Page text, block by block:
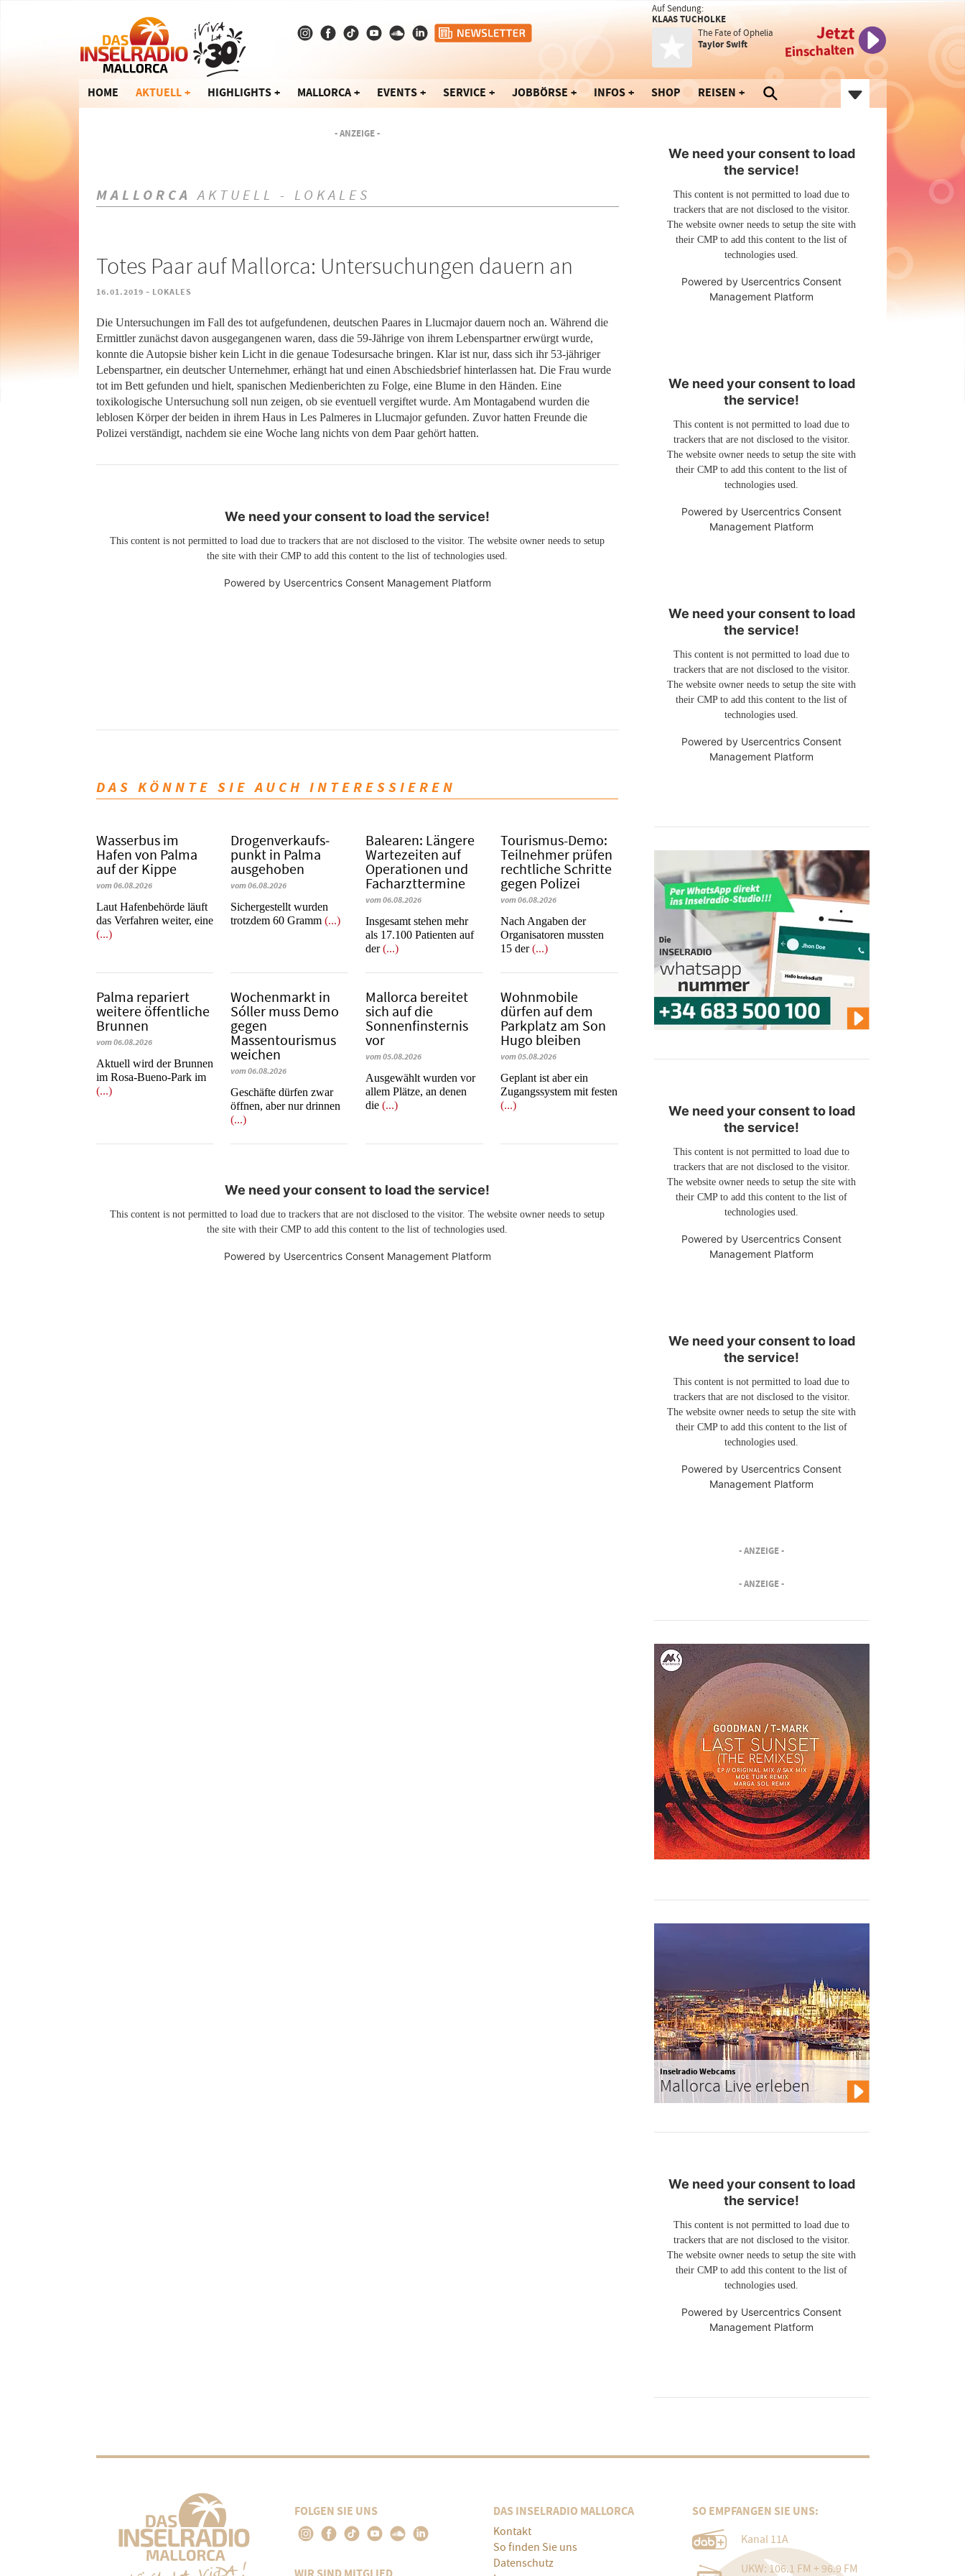
Auf Sendung:
KLAAS TUCHOLKE
The Fate of Ophelia
Taylor Swift
Jetzt
Einschalten
HOME AKTUELL HIGHLIGHTS MALLORCA EVENTS SERVICE JOBBÖRSE INFOS SHOP REISEN
- ANZEIGE -
MALLORCA AKTUELL - LOKALES
Totes Paar auf Mallorca: Untersuchungen dauern an
16.01.2019 - LOKALES
Die Untersuchungen im Fall des tot aufgefundenen, deutschen Paares in Llucmajor dauern noch an. Während die
Ermittler zunächst davon ausgegangenen waren, dass die 59-Jährige von ihrem Lebenspartner erwürgt wurde,
konnte die Autopsie bisher kein Licht in die genaue Todesursache bringen. Klar ist nur, dass sich ihr 53-jähriger
Lebenspartner, ein deutscher Unternehmer, erhängt hat und einen Abschiedsbrief hinterlassen hat. Die Frau wurde
tot im Bett gefunden und hielt, spanischen Medienberichten zu Folge, eine Blume in den Händen. Eine
toxikologische Untersuchung soll nun zeigen, ob sie eventuell vergiftet wurde. Am Montagabend wurden die
leblosen Körper der beiden in ihrem Haus in Les Palmeres in Llucmajor gefunden. Zuvor hatten Freunde die
Polizei verständigt, nachdem sie eine Woche lang nichts von dem Paar gehört hatten.
We need your consent to load the service!
This content is not permitted to load due to trackers that are not disclosed to the visitor. The website owner needs to setup
the site with their CMP to add this content to the list of technologies used.
Powered by Usercentrics Consent Management Platform
DAS KÖNNTE SIE AUCH INTERESSIEREN
Wasserbus im
Hafen von Palma
auf der Kippe
vom 06.08.2026
Laut Hafenbehörde läuft
das Verfahren weiter, eine
(...)
Dro­gen­ver­kaufs­
punkt in Palma
ausgehoben
vom 06.08.2026
​​​​​​​Sichergestellt wurden
trotzdem 60 Gramm(...)
Balearen: Längere
Wartezeiten auf
Operationen und
Facharzttermine
vom 06.08.2026
Insgesamt stehen mehr
als 17.100 Patienten auf
der(...)
Tourismus-Demo:
Teilnehmer prüfen
rechtliche Schritte
gegen Polizei
vom 06.08.2026
Nach Angaben der
Organisatoren mussten
15 der(...)
Palma repariert
weitere öffentliche
Brunnen
vom 06.08.2026
Aktuell wird der Brunnen
im Rosa-Bueno-Park im
(...)
Wochenmarkt in
Sóller muss Demo
gegen
Massentourismus
weichen
vom 06.08.2026
Geschäfte dürfen zwar
öffnen, aber nur drinnen
(...)
Mallorca bereitet
sich auf die
Sonnenfinsternis
vor
vom 05.08.2026
Ausgewählt wurden vor
allem Plätze, an denen
die(...)
Wohnmobile
dürfen auf dem
Parkplatz am Son
Hugo bleiben
vom 05.08.2026
Geplant ist aber ein
Zugangssystem mit festen
(...)
We need your consent to load the service!
This content is not permitted to load due to trackers that are not disclosed to the visitor. The website owner needs to setup
the site with their CMP to add this content to the list of technologies used.
Powered by Usercentrics Consent Management Platform
We need your consent to load
the service!
This content is not permitted to load due to
trackers that are not disclosed to the visitor.
The website owner needs to setup the site with
their CMP to add this content to the list of
technologies used.
Powered by Usercentrics Consent
Management Platform
We need your consent to load
the service!
This content is not permitted to load due to
trackers that are not disclosed to the visitor.
The website owner needs to setup the site with
their CMP to add this content to the list of
technologies used.
Powered by Usercentrics Consent
Management Platform
We need your consent to load
the service!
This content is not permitted to load due to
trackers that are not disclosed to the visitor.
The website owner needs to setup the site with
their CMP to add this content to the list of
technologies used.
Powered by Usercentrics Consent
Management Platform
We need your consent to load
the service!
This content is not permitted to load due to
trackers that are not disclosed to the visitor.
The website owner needs to setup the site with
their CMP to add this content to the list of
technologies used.
Powered by Usercentrics Consent
Management Platform
We need your consent to load
the service!
This content is not permitted to load due to
trackers that are not disclosed to the visitor.
The website owner needs to setup the site with
their CMP to add this content to the list of
technologies used.
Powered by Usercentrics Consent
Management Platform
- ANZEIGE -
- ANZEIGE -
Inselradio Webcams
Mallorca Live erleben
We need your consent to load
the service!
This content is not permitted to load due to
trackers that are not disclosed to the visitor.
The website owner needs to setup the site with
their CMP to add this content to the list of
technologies used.
Powered by Usercentrics Consent
Management Platform
FOLGEN SIE UNS DAS INSELRADIO MALLORCA
Kontakt
So finden Sie uns
Datenschutz
SO EMPFANGEN SIE UNS:
Kanal 11A
UKW: 106.1 FM + 96.9 FM